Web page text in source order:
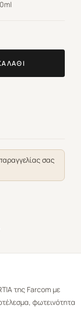
σας
της Farcom με
φωτεινότητα